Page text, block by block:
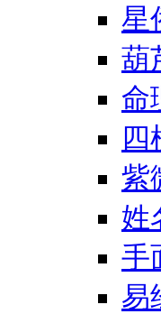
星
葫
命
四
紫
姓
手
易